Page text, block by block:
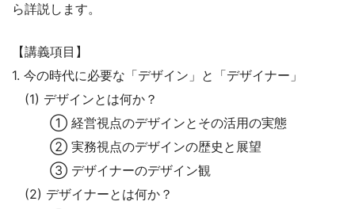
ら詳説します。
【講義項目】
1. 今の時代に必要な「デザイン」と「デザイナー」
(1) デザインとは何か？
① 経営視点のデザインとその活用の実態
② 実務視点のデザインの歴史と展望
③ デザイナーのデザイン観
(2) デザイナーとは何か？